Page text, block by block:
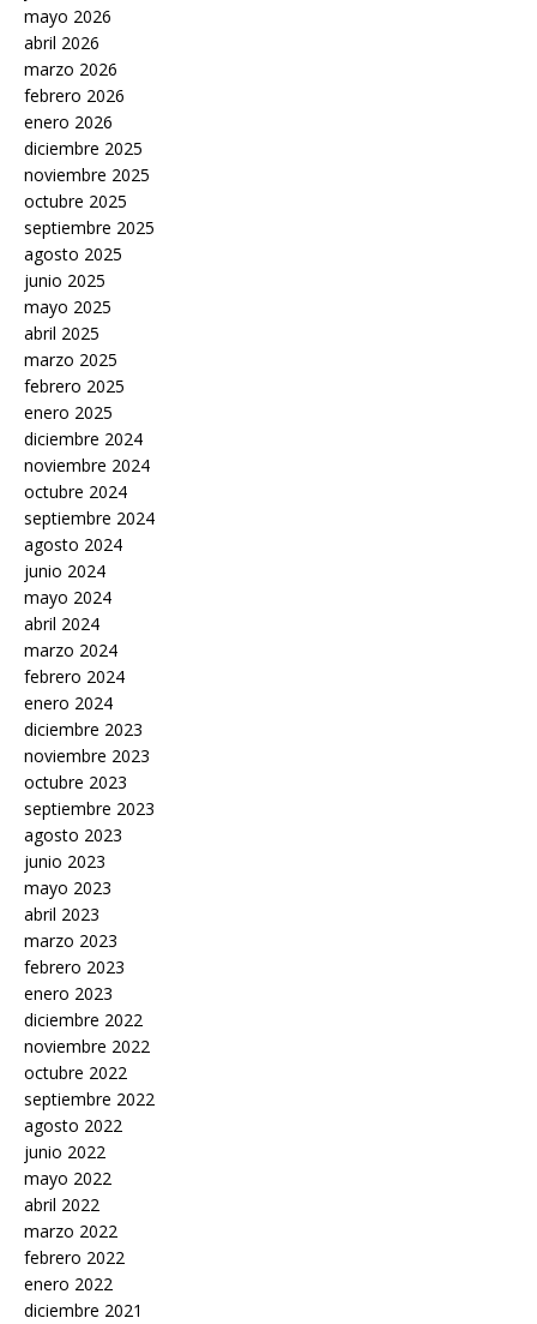
mayo 2026
abril 2026
marzo 2026
febrero 2026
enero 2026
diciembre 2025
noviembre 2025
octubre 2025
septiembre 2025
agosto 2025
junio 2025
mayo 2025
abril 2025
marzo 2025
febrero 2025
enero 2025
diciembre 2024
noviembre 2024
octubre 2024
septiembre 2024
agosto 2024
junio 2024
mayo 2024
abril 2024
marzo 2024
febrero 2024
enero 2024
diciembre 2023
noviembre 2023
octubre 2023
septiembre 2023
agosto 2023
junio 2023
mayo 2023
abril 2023
marzo 2023
febrero 2023
enero 2023
diciembre 2022
noviembre 2022
octubre 2022
septiembre 2022
agosto 2022
junio 2022
mayo 2022
abril 2022
marzo 2022
febrero 2022
enero 2022
diciembre 2021